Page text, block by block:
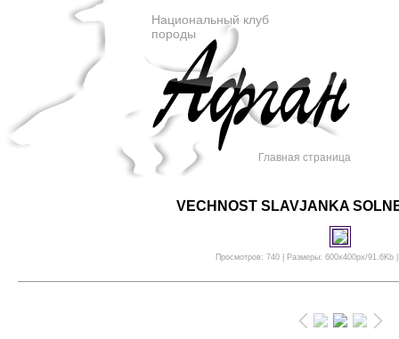
Национальный клуб
породы
Главная страница
VECHNOST SLAVJANKA
Просмотров: 740 | Размеры: 600x400px/91.6Kb